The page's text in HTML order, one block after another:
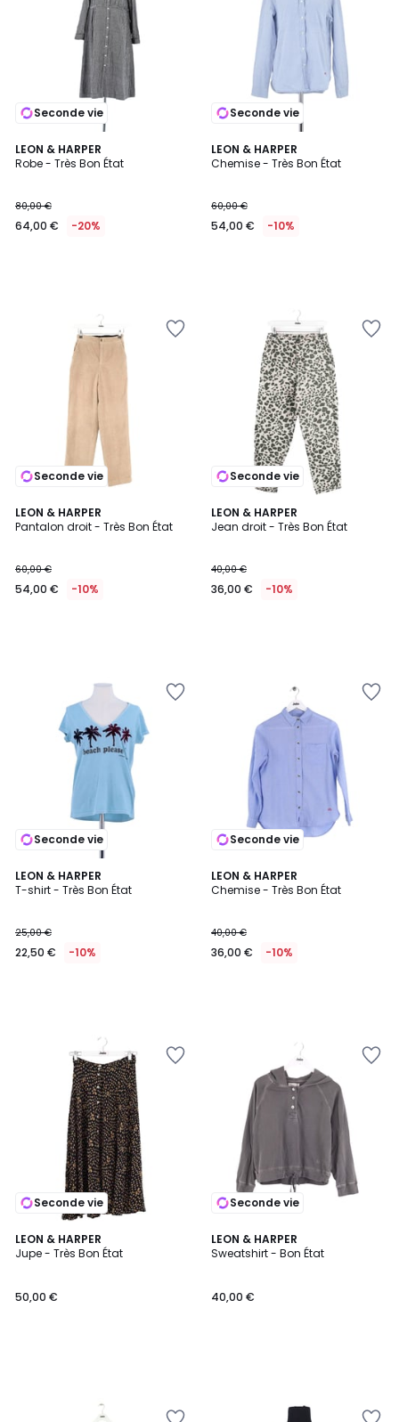
Seconde vie
LEON & HARPER
Robe - Très Bon État
80,00 €
64,00 € -20%
Seconde vie
LEON & HARPER
Chemise - Très Bon État
60,00 €
54,00 € -10%
Seconde vie
LEON & HARPER
Pantalon droit - Très Bon État
60,00 €
54,00 € -10%
Seconde vie
LEON & HARPER
Jean droit - Très Bon État
40,00 €
36,00 € -10%
Seconde vie
LEON & HARPER
T-shirt - Très Bon État
25,00 €
22,50 € -10%
Seconde vie
LEON & HARPER
Chemise - Très Bon État
40,00 €
36,00 € -10%
Seconde vie
LEON & HARPER
Jupe - Très Bon État
50,00 €
Seconde vie
LEON & HARPER
Sweatshirt - Bon État
40,00 €